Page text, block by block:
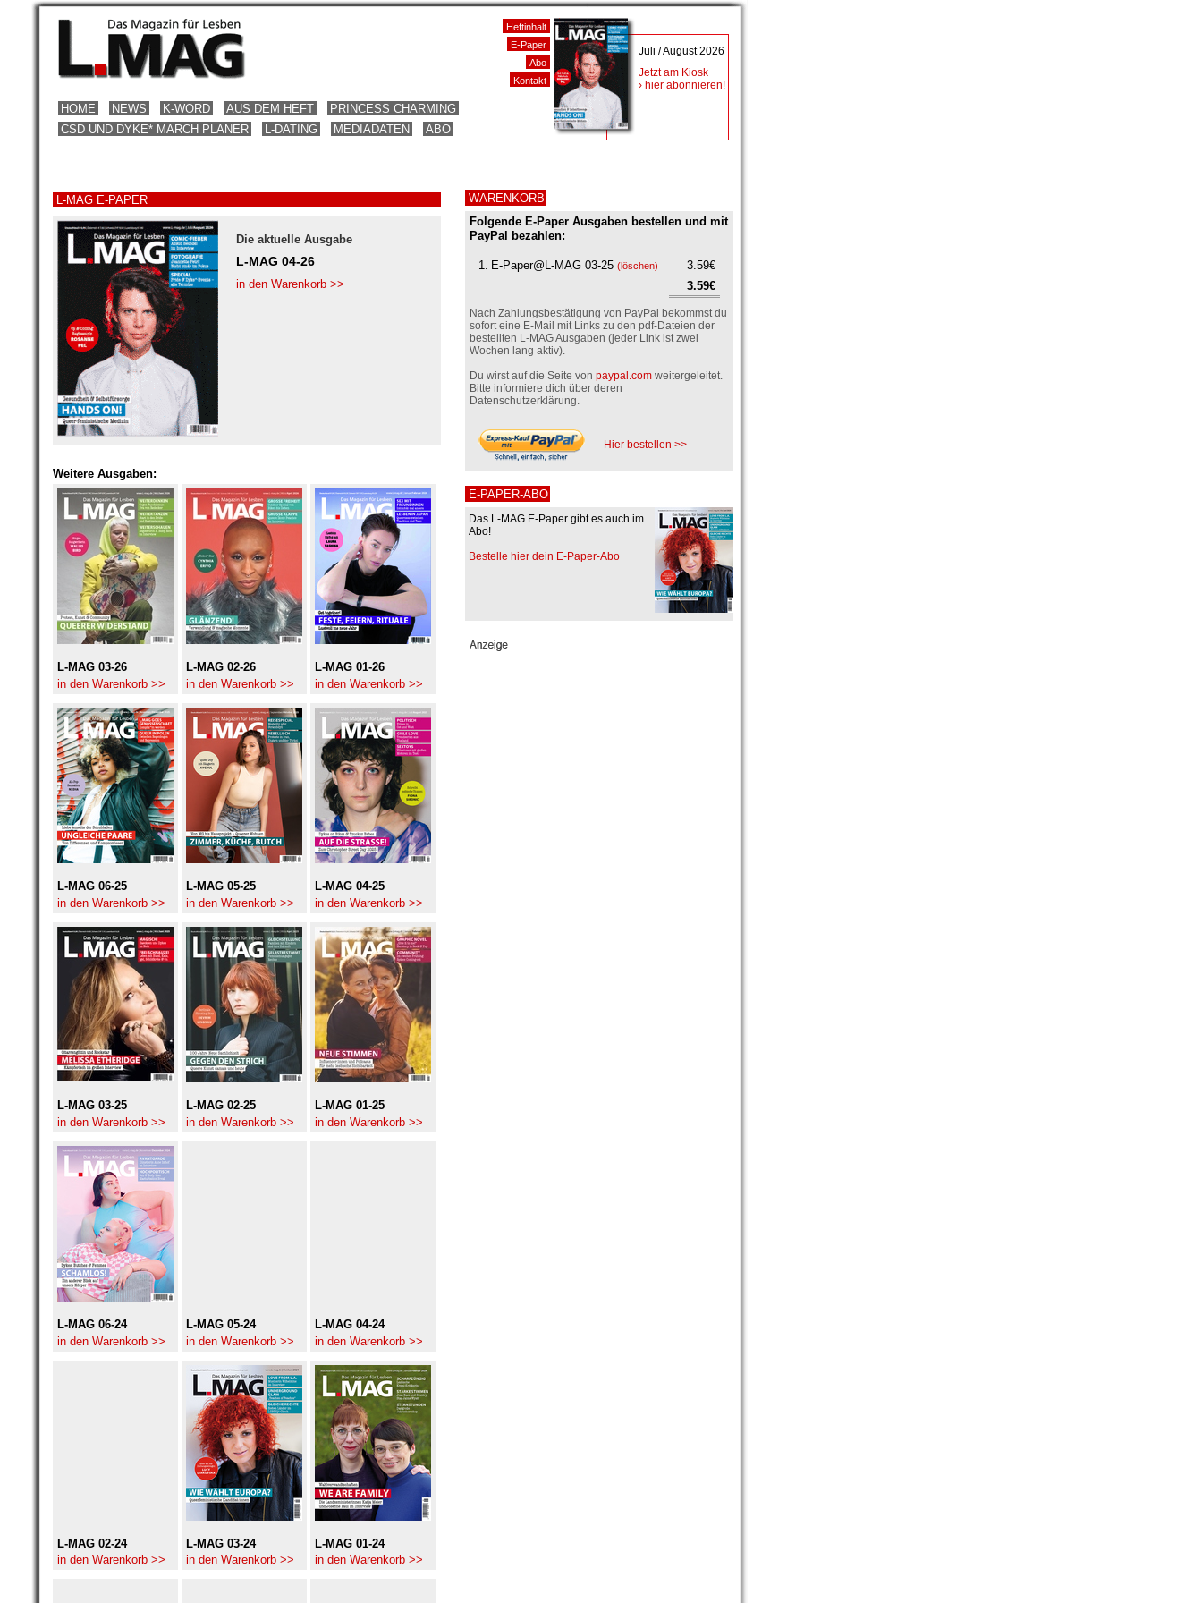
HOME NEWS K-WORD AUS DEM HEFT
PRINCESS CHARMING
CSD UND DYKE* MARCH PLANER
L-DATING MEDIADATEN ABO
L-MAG E-PAPER
Die aktuelle Ausgabe
L-MAG 04-26
in den Warenkorb >>
Weitere Ausgaben:
L-MAG 03-26
in den Warenkorb >>
L-MAG 02-26
in den Warenkorb >>
L-MAG 01-26
in den Warenkorb >>
L-MAG 06-25
in den Warenkorb >>
L-MAG 05-25
in den Warenkorb >>
L-MAG 04-25
in den Warenkorb >>
L-MAG 03-25
in den Warenkorb >>
L-MAG 02-25
in den Warenkorb >>
L-MAG 01-25
in den Warenkorb >>
L-MAG 06-24
in den Warenkorb >>
L-MAG 05-24
in den Warenkorb >>
L-MAG 04-24
in den Warenkorb >>
L-MAG 02-24
in den Warenkorb >>
L-MAG 03-24
in den Warenkorb >>
L-MAG 01-24
in den Warenkorb >>
WARENKORB
Folgende E-Paper Ausgaben bestellen und mit
PayPal bezahlen:
1. E-Paper@L-MAG 03-25 (löschen)
3.59€
3.59€
Nach Zahlungsbestätigung von PayPal bekommst du
sofort eine E-Mail mit Links zu den pdf-Dateien der
bestellten L-MAG Ausgaben (jeder Link ist zwei
Wochen lang aktiv).
Du wirst auf die Seite von paypal.com weitergeleitet.
Bitte informiere dich über deren
Datenschutzerklärung.
Hier bestellen >>
E-PAPER-ABO
Das L-MAG E-Paper gibt es auch im
Abo!
Bestelle hier dein E-Paper-Abo
Heftinhalt
E-Paper
Abo
Kontakt
Juli / August 2026
Jetzt am Kiosk
› hier abonnieren!